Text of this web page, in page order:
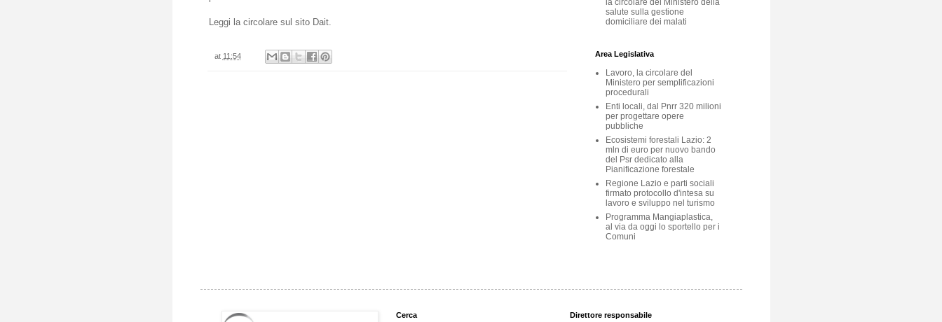
Leggi la circolare sul sito Dait.
at 11:54
la circolare del Ministero della
salute sulla gestione
domiciliare dei malati
Area Legislativa
Lavoro, la circolare del
Ministero per semplificazioni
procedurali
Enti locali, dal Pnrr 320 milioni
per progettare opere
pubbliche
Ecosistemi forestali Lazio: 2
mln di euro per nuovo bando
del Psr dedicato alla
Pianificazione forestale
Regione Lazio e parti sociali
firmato protocollo d'intesa su
lavoro e sviluppo nel turismo
Programma Mangiaplastica,
al via da oggi lo sportello per i
Comuni
Cerca Direttore responsabile